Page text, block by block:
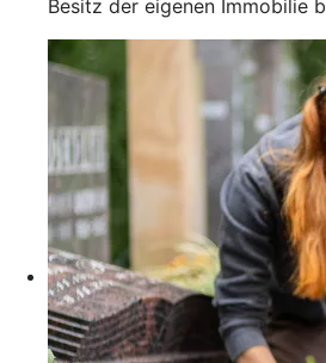
Besitz der eigenen Immobilie